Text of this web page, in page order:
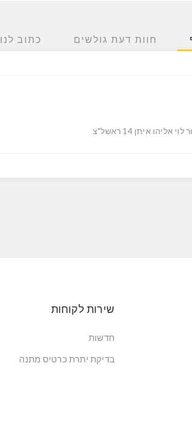
חוות דעת גולשים כתוב לנו
איתן 14 ראשל"צ
שירות לקוחות
חדשות
בדיקת יתרת כרטיס מתנה